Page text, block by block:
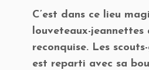
C’est dans ce lieu
louveteaux-
reconquise. Les
est reparti avec sa